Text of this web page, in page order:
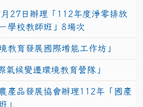
27日辦理「112年度淨零排放
學校教師班」8場次
教育發展國際增能工作坊」
氣候變遷環境教育營隊」
產品發展協會辦理112年「國產
」